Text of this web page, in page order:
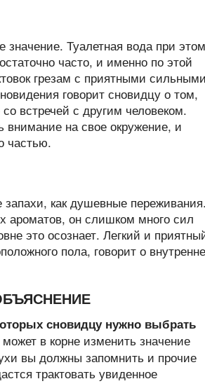
значение. Туалетная вода при этом
часто, и именно по этой
грезам с приятными
говорит сновидцу о том,
встречей с другим человеком.
внимание на свое окружение, и
частью.
запахи, как душевные
ароматов, он слишком много сил
это осознает. Легкий и
пола, говорит о
сновидцу нужно выбрать
в корне изменить значение
вы должны запомнить и прочие
трактовать увиденное